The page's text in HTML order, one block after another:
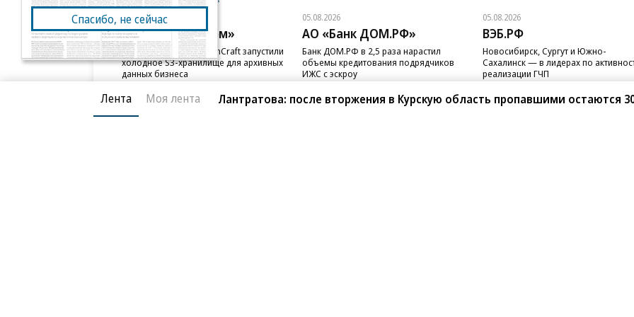
05.08.2026
ПАО «ВымпелКом»
Beeline Cloud и PlatformCraft запустили
холодное S3-хранилище для архивных
данных бизнеса
05.08.2026
АО «Банк ДОМ.РФ»
Банк ДОМ.РФ в 2,5 раза нарастил
объемы кредитования подрядчиков
ИЖС с эскроу
05.08.2026
ВЭБ.РФ
Новосибирск, Сургут и Южно-
Сахалинск — в лидерах по
реализации ГЧП
Лента Моя лента Лантратова: после вторжения в Курскую область пропавшими остаются
Спасибо, не сейчас